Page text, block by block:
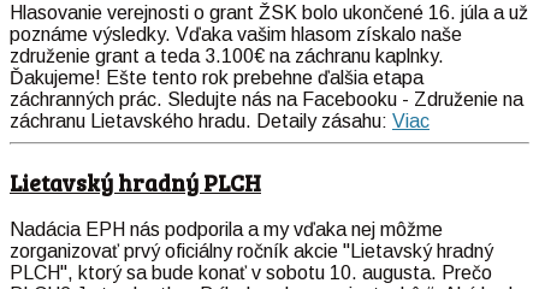
Hlasovanie verejnosti o grant ŽSK bolo ukončené 16. júla a už
poznáme výsledky. Vďaka vašim hlasom získalo naše
združenie grant a teda 3.100€ na záchranu kaplnky.
Ďakujeme! Ešte tento rok prebehne ďalšia etapa
záchranných prác. Sledujte nás na Facebooku - Združenie na
záchranu Lietavského hradu. Detaily zásahu: Viac
Lietavský hradný PLCH
Nadácia EPH nás podporila a my vďaka nej môžme
zorganizovať prvý oficiálny ročník akcie "Lietavský hradný
PLCH", ktorý sa bude konať v sobotu 10. augusta. Prečo